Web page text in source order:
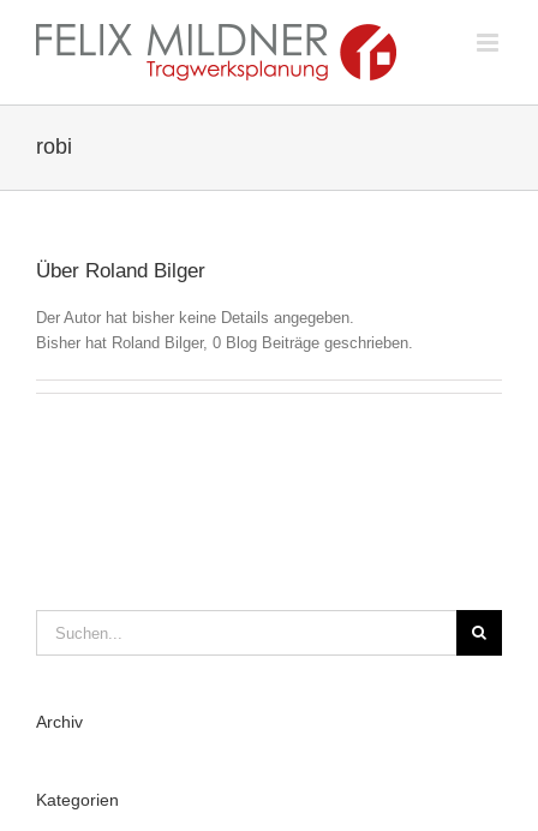
robi
Über Roland Bilger
Der Autor hat bisher keine Details angegeben.
Bisher hat Roland Bilger, 0 Blog Beiträge geschrieben.
Archiv
Kategorien